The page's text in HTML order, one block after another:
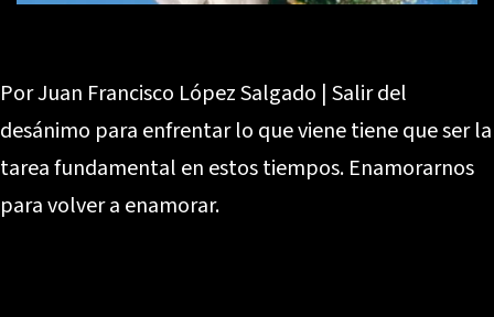
Por Juan Francisco López Salgado | Salir del
desánimo para enfrentar lo que viene tiene que ser la
tarea fundamental en estos tiempos. Enamorarnos
para volver a enamorar.